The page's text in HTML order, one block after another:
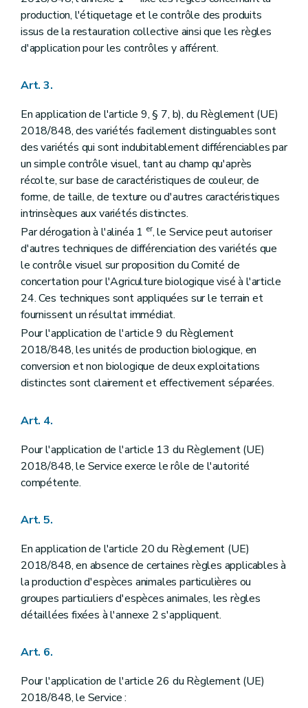
production, l'étiquetage et le contrôle des produits
issus de la restauration collective ainsi que les règles
d'application pour les contrôles y afférent.
Art. 3.
En application de l'article 9, § 7, b), du Règlement (UE)
2018/848, des variétés facilement distinguables sont
des variétés qui sont indubitablement différenciables par
un simple contrôle visuel, tant au champ qu'après
récolte, sur base de caractéristiques de couleur, de
forme, de taille, de texture ou d'autres caractéristiques
intrinsèques aux variétés distinctes.
Par dérogation à l'alinéa 1 er, le Service peut autoriser
d'autres techniques de différenciation des variétés que
le contrôle visuel sur proposition du Comité de
concertation pour l'Agriculture biologique visé à l'article
24. Ces techniques sont appliquées sur le terrain et
fournissent un résultat immédiat.
Pour l'application de l'article 9 du Règlement
2018/848, les unités de production biologique, en
conversion et non biologique de deux exploitations
distinctes sont clairement et effectivement séparées.
Art. 4.
Pour l'application de l'article 13 du Règlement (UE)
2018/848, le Service exerce le rôle de l'autorité
compétente.
Art. 5.
En application de l'article 20 du Règlement (UE)
2018/848, en absence de certaines règles applicables à
la production d'espèces animales particulières ou
groupes particuliers d'espèces animales, les règles
détaillées fixées à l'annexe 2 s'appliquent.
Art. 6.
Pour l'application de l'article 26 du Règlement (UE)
2018/848, le Service :